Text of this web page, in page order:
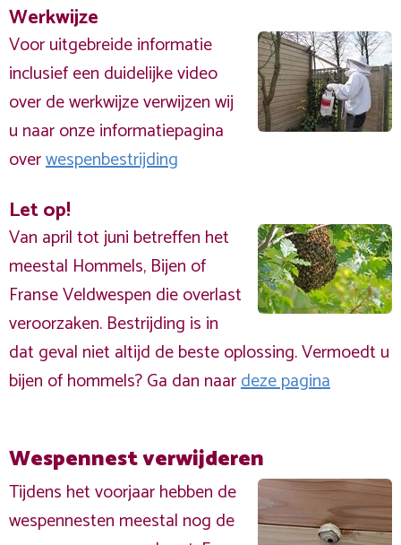
Werkwijze
Voor uitgebreide informatie
inclusief een duidelijke video
over de werkwijze verwijzen wij
u naar onze informatiepagina
overwespenbestrijding
Let op!
Van april tot juni betreffen het
meestal Hommels, Bijen of
Franse Veldwespen die overlast
veroorzaken. Bestrijding is in
dat geval niet altijd de beste oplossing. Vermoedt u
bijen of hommels? Ga dan naardeze pagina
Wespennest verwijderen
Tijdens het voorjaar hebben de
wespennesten meestal nog de